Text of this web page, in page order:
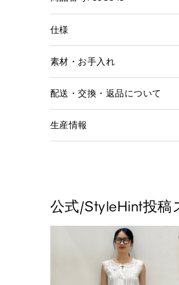
仕様
素材・お手入れ
配送・交換・返品について
生産情報
公式/StyleHint投稿